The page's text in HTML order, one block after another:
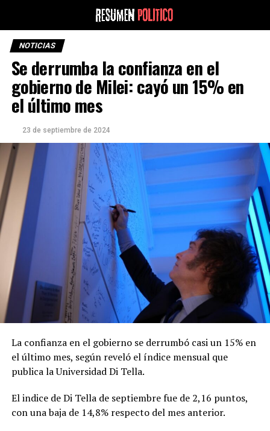
NOTICIAS
Se derrumba la confianza en el
gobierno de Milei: cayó un 15% en
el último mes
23 de septiembre de 2024
La confianza en el gobierno se derrumbó casi un 15% en
el último mes, según reveló el índice mensual que
publica la Universidad Di Tella.
El indice de Di Tella de septiembre fue de 2,16 puntos,
con una baja de 14,8% respecto del mes anterior.